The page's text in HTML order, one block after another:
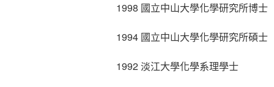
1998 國立中山大學化學研究所博士
1994 國立中山大學化學研究所碩士
1992 淡江大學化學系理學士